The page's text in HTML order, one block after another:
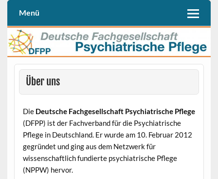
Skip
contentDFPP
Deutschen Fachgesellschaft Psychiatrische Pflege (DFPP e. V.)
Menü
Über uns
Die Deutsche Fachgesellschaft Psychiatrische Pflege
(DFPP) ist der Fachverband für die Psychiatrische
Pflege in Deutschland. Er wurde am 10. Februar 2012
gegründet und ging aus dem Netzwerk für
wissenschaftlich fundierte psychiatrische Pflege
(NPPW) hervor.